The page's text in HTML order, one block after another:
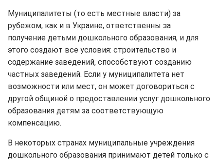
Муниципалитеты (то есть местные власти) за
рубежом, как и в Украине, ответственны за
получение детьми дошкольного образования, и для
этого создают все условия: строительство и
содержание заведений, способствуют созданию
частных заведений. Если у муниципалитета нет
возможности или мест, он может договориться с
другой общиной о предоставлении услуг дошкольного
образования детям за соответствующую
компенсацию.
В некоторых странах муниципальные учреждения
дошкольного образования принимают детей только с